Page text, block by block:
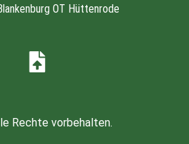
Rechte vorbehalten.
OT Hüttenrode